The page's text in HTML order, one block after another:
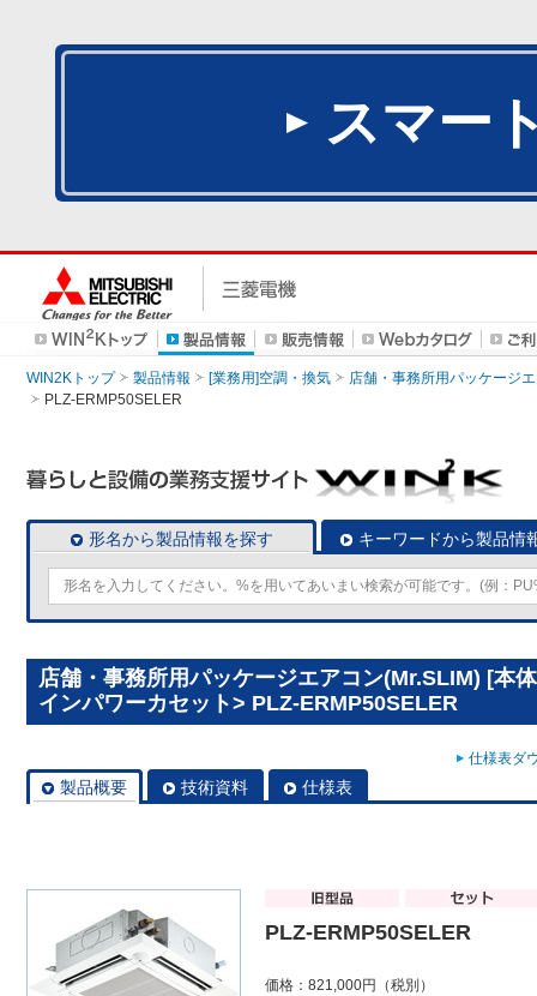
スマー
WIN2Kトップ 製品情報 [業務用]空調・換気
店舗・事務所用パッケージ
PLZ-ERMP50SELER
形名から製品情報を探す キーワードから製品情
店舗・事務所用パッケージエアコン(Mr.SLIM) [本
インパワーカセット> PLZ-ERMP50SELER
仕様表ダ
製品概要 技術資料 仕様表
PLZ-ERMP50SELER
価格：821,000円（税別）